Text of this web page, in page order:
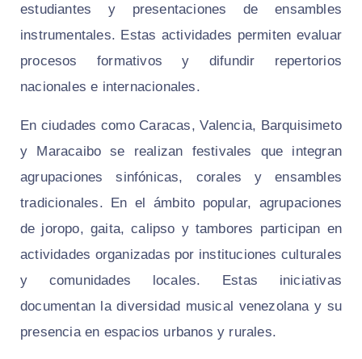
estudiantes y presentaciones de ensambles
instrumentales. Estas actividades permiten evaluar
procesos formativos y difundir repertorios
nacionales e internacionales.
En ciudades como Caracas, Valencia, Barquisimeto
y Maracaibo se realizan festivales que integran
agrupaciones sinfónicas, corales y ensambles
tradicionales. En el ámbito popular, agrupaciones
de joropo, gaita, calipso y tambores participan en
actividades organizadas por instituciones culturales
y comunidades locales. Estas iniciativas
documentan la diversidad musical venezolana y su
presencia en espacios urbanos y rurales.